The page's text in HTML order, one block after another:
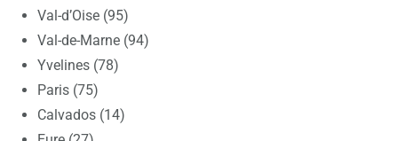
Val-d’Oise (95)
Val-de-Marne (94)
Yvelines (78)
Paris (75)
Calvados (14)